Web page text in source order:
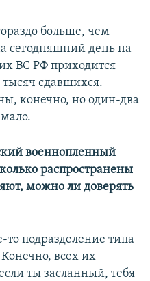
больше, чем
сегодняшний день на
ВС РФ приходится
тысяч сдавшихся.
конечно, но один-два
военнопленный
распространены
можно ли доверять
подразделение типа
всех их
ты засланный, тебя